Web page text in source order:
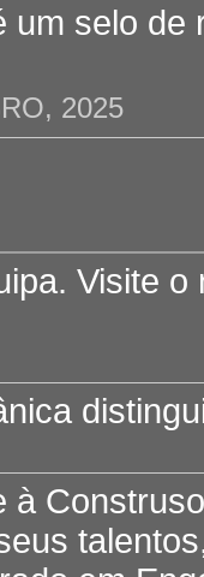
um selo de
2025
Visite
à